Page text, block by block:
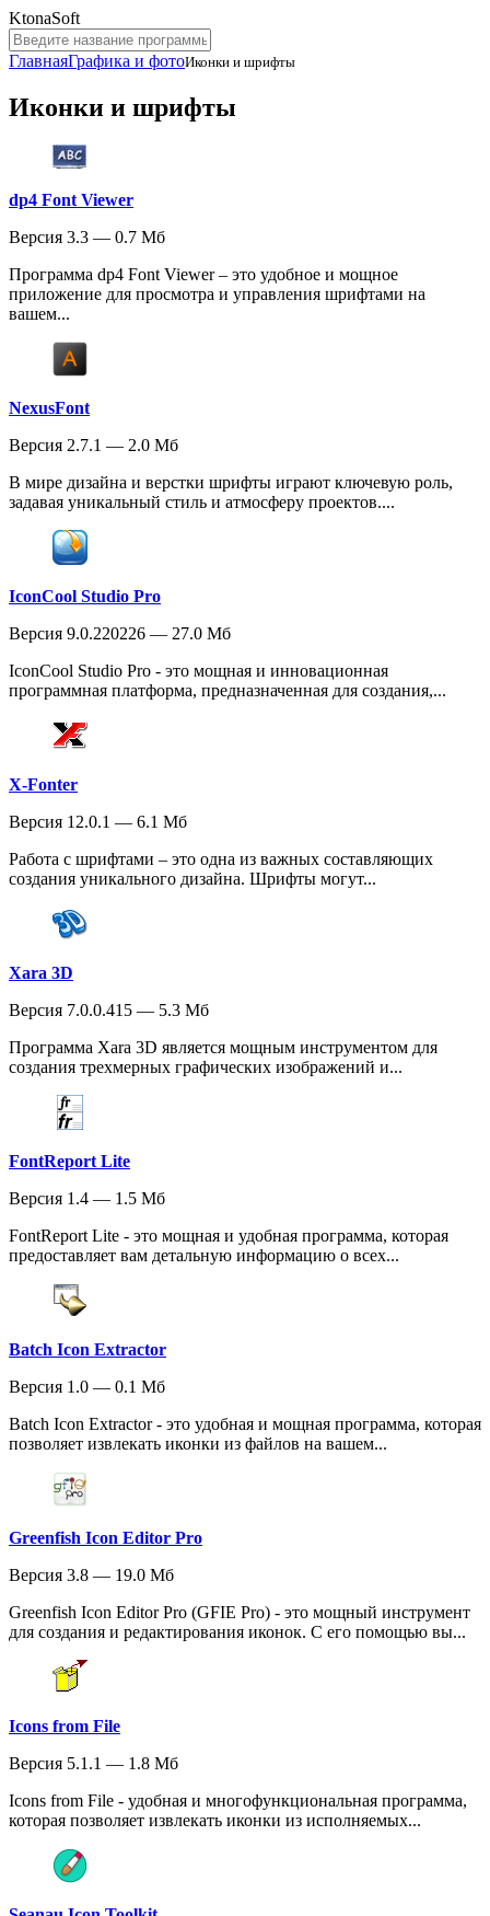
KtonaSoft
ГлавнаяГрафика и фотоИконки и шрифты
Иконки и шрифты
dp4 Font Viewer
Версия 3.3 — 0.7 Мб
Программа dp4 Font Viewer – это удобное и мощное
приложение для просмотра и управления шрифтами на
вашем...
NexusFont
Версия 2.7.1 — 2.0 Мб
В мире дизайна и верстки шрифты играют ключевую роль,
задавая уникальный стиль и атмосферу проектов....
IconCool Studio Pro
Версия 9.0.220226 — 27.0 Мб
IconCool Studio Pro - это мощная и инновационная
программная платформа, предназначенная для создания,...
X-Fonter
Версия 12.0.1 — 6.1 Мб
Работа с шрифтами – это одна из важных составляющих
создания уникального дизайна. Шрифты могут...
Xara 3D
Версия 7.0.0.415 — 5.3 Мб
Программа Xara 3D является мощным инструментом для
создания трехмерных графических изображений и...
FontReport Lite
Версия 1.4 — 1.5 Мб
FontReport Lite - это мощная и удобная программа, которая
предоставляет вам детальную информацию о всех...
Batch Icon Extractor
Версия 1.0 — 0.1 Мб
Batch Icon Extractor - это удобная и мощная программа, которая
позволяет извлекать иконки из файлов на вашем...
Greenfish Icon Editor Pro
Версия 3.8 — 19.0 Мб
Greenfish Icon Editor Pro (GFIE Pro) - это мощный инструмент
для создания и редактирования иконок. С его помощью вы...
Icons from File
Версия 5.1.1 — 1.8 Мб
Icons from File - удобная и многофункциональная программа,
которая позволяет извлекать иконки из исполняемых...